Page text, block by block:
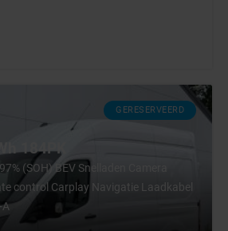
GERESERVEERD
184PK
(SOH) BEV Snelladen Camera
control Carplay Navigatie Laadkabel